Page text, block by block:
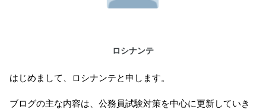
ロシナンテ
はじめまして、ロシナンテと申します。
ブログの主な内容は、公務員試験対策を中心に更新していき